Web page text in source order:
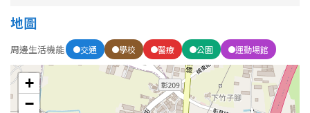
屋齡
不拘
5 年以下
地圖
周邊生活機能 交通 學校 醫療 公園 運動場館
+
−